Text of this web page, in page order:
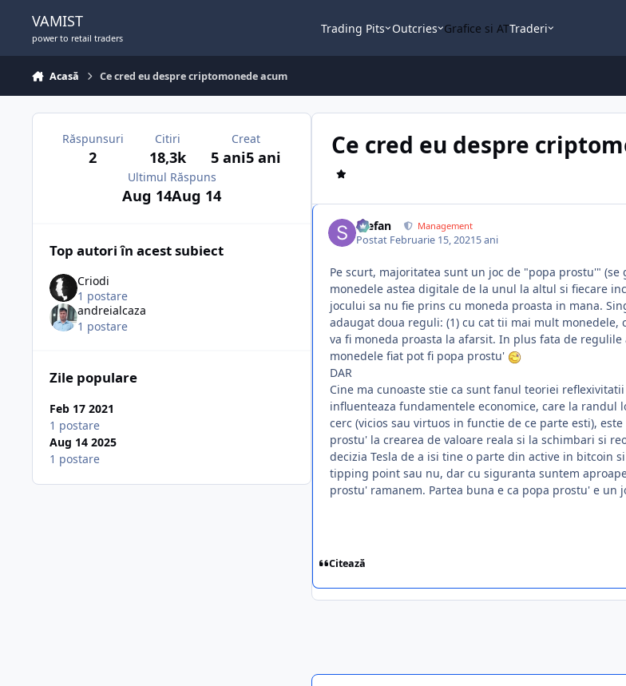
VAMIST
power to retail traders
Trading Pits Outcries Grafice si ATTraderi
Acasă Ce cred eu despre criptomonede acum
Ce cred eu despre
Stefan Management
Postat Februarie 15, 20215 ani
Pe scurt, majoritatea sunt un joc de "popa prostu'"
monedele astea digitale de la unul la altul si fiecare
jocului sa nu fie prins cu moneda proasta in mana.
adaugat doua reguli: (1) cu cat tii mai mult monedele,
va fi moneda proasta la afarsit. In plus fata de
monedele fiat pot fi popa prostu'
DAR
Cine ma cunoaste stie ca sunt fanul teoriei
influenteaza fundamentele economice, care la
cerc (vicios sau virtuos in functie de ce parte esti),
prostu' la crearea de valoare reala si la schimbari si
decizia Tesla de a isi tine o parte din active in bitcoin
tipping point sau nu, dar cu siguranta suntem
prostu' ramanem. Partea buna e ca popa prostu' e
Citează
Răspunsuri
2
Citiri
18,3k
Creat
5 ani5 ani
Ultimul Răspuns
Aug 14Aug 14
Top autori în acest subiect
Criodi
1 postare
andreialcaza
1 postare
Zile populare
Feb 17 2021
1 postare
Aug 14 2025
1 postare